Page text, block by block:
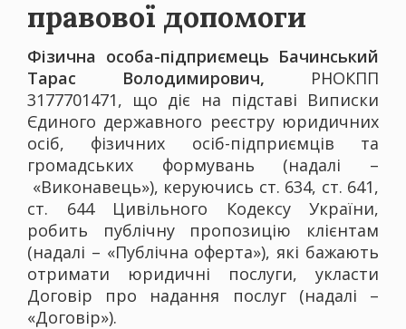
правової допомоги
Фізична особа-підприємець Бачинський
Тарас Володимирович, РНОКПП
3177701471, що діє на підставі Виписки
Єдиного державного реєстру юридичних
осіб, фізичних осіб-підприємців та
громадських формувань (надалі –
«Виконавець»), керуючись ст. 634, ст. 641,
ст. 644 Цивільного Кодексу України,
робить публічну пропозицію клієнтам
(надалі – «Публічна оферта»), які бажають
отримати юридичні послуги, укласти
Договір про надання послуг (надалі –
«Договір»).